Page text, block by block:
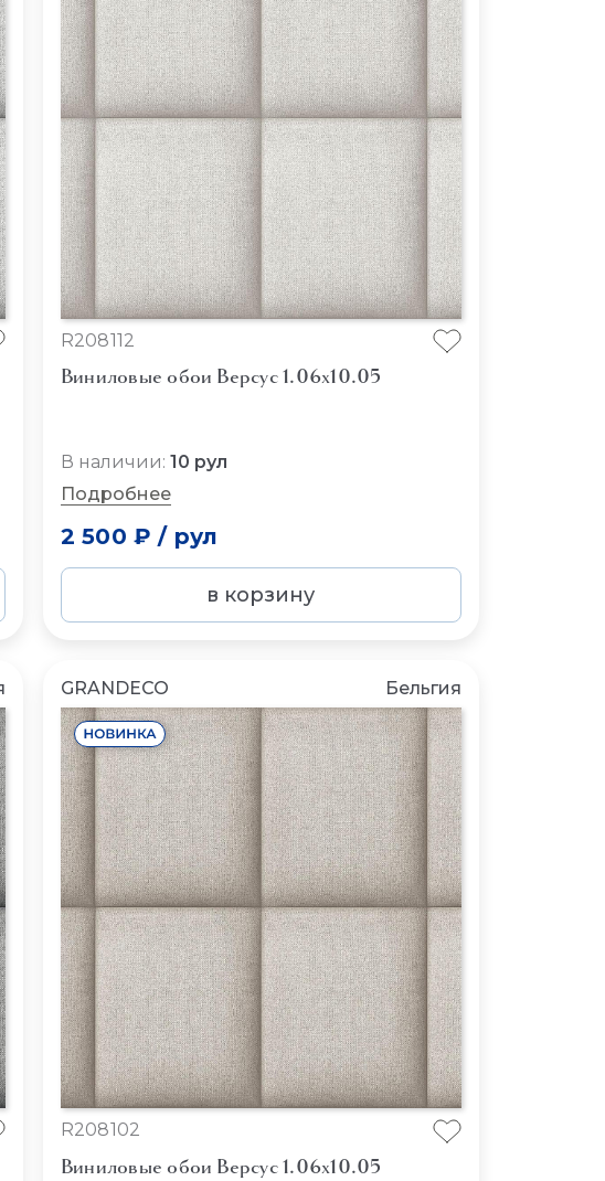
R208112
Виниловые обои Версус 1.06x10.05
В наличии: 10 рул
Подробнее
2 500 ₽ / рул
в корзину
GRANDECO Бельгия
R208102
Виниловые обои Версус 1.06x10.05